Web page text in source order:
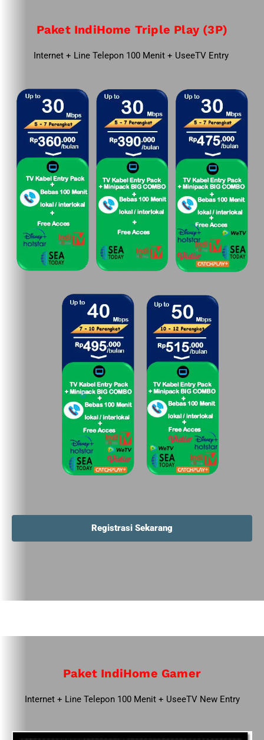
Paket IndiHome Triple Play (3P)
Internet + Line Telepon 100 Menit + UseeTV Entry
Registrasi Sekarang
Paket IndiHome Gamer
Internet + Line Telepon 100 Menit + UseeTV New Entry